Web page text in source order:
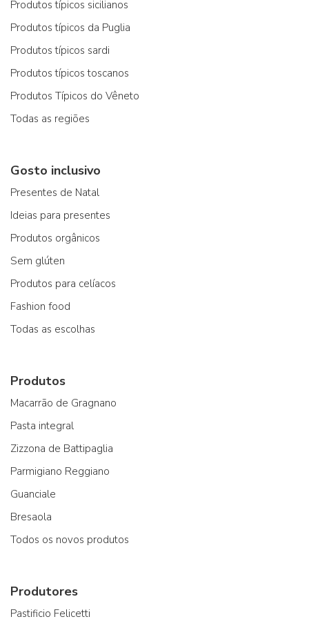
Produtos típicos sicilianos
Produtos típicos da Puglia
Produtos típicos sardi
Produtos típicos toscanos
Produtos Típicos do Vêneto
Todas as regiões
Gosto inclusivo
Presentes de Natal
Ideias para presentes
Produtos orgânicos
Sem glúten
Produtos para celíacos
Fashion food
Todas as escolhas
Produtos
Macarrão de Gragnano
Pasta integral
Zizzona de Battipaglia
Parmigiano Reggiano
Guanciale
Bresaola
Todos os novos produtos
Produtores
Pastificio Felicetti